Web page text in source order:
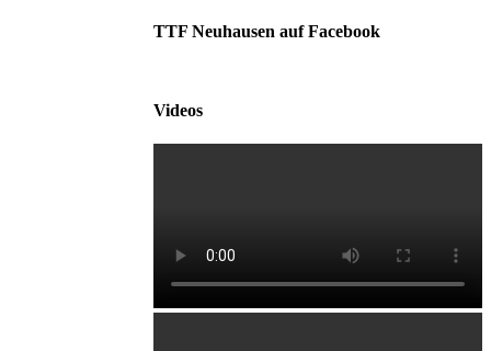
TTF Neuhausen auf Facebook
Videos